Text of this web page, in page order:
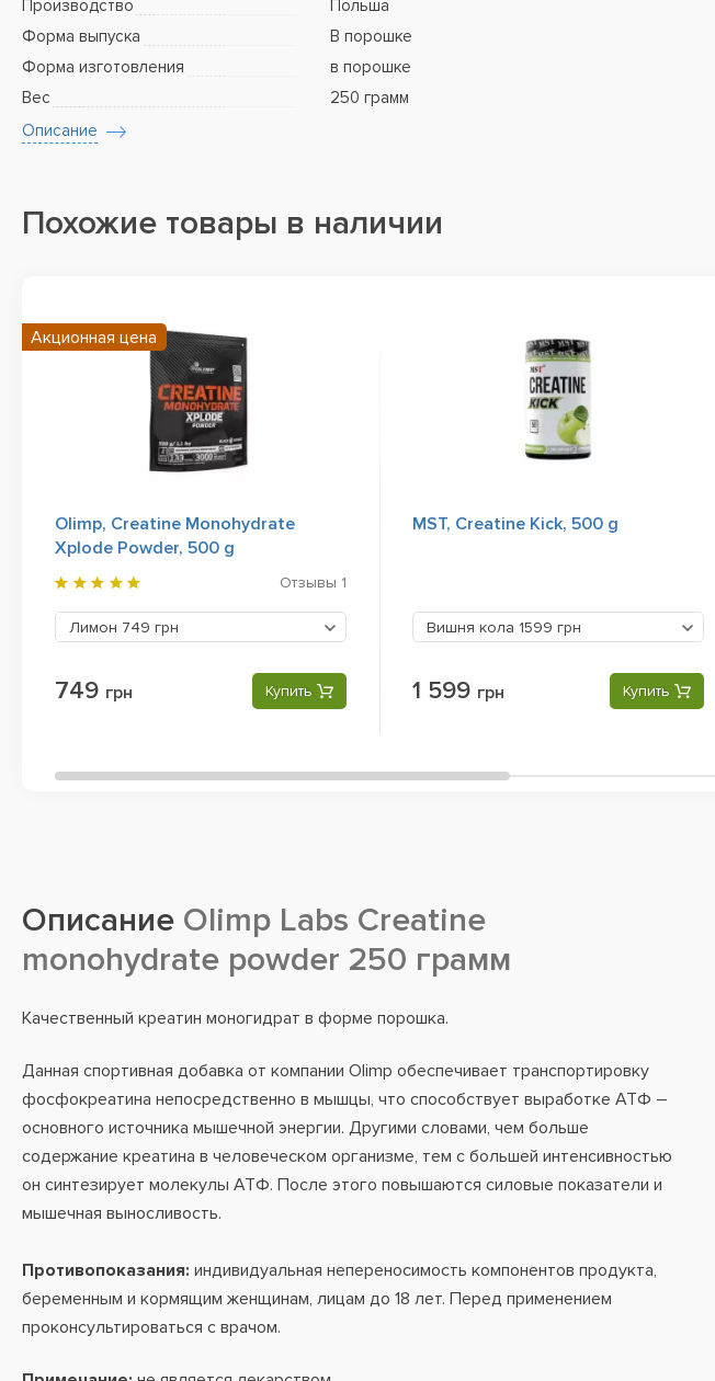
Производство
Польша
Форма выпуска
В порошке
Форма изготовления
в порошке
Вес
250 грамм
Описание
Похожие товары в наличии
Olimp, Creatine Monohydrate
Xplode Powder, 500 g
Отзывы 1
Лимон 749 грн
749 грн Купить
Акционная цена
MST, Creatine Kick, 500 g
Вишня кола 1599 грн
1 599 грн Купить
Описание Olimp Labs Creatine
monohydrate powder 250 грамм
Качественный креатин моногидрат в форме порошка.
Данная спортивная добавка от компании Olimp обеспечивает транспортировку
фосфокреатина непосредственно в мышцы, что способствует выработке АТФ –
основного источника мышечной энергии. Другими словами, чем больше
содержание креатина в человеческом организме, тем с большей интенсивностью
он синтезирует молекулы АТФ. После этого повышаются силовые показатели и
мышечная выносливость.
Противопоказания: индивидуальная непереносимость компонентов продукта,
беременным и кормящим женщинам, лицам до 18 лет. Перед применением
проконсультироваться с врачом.